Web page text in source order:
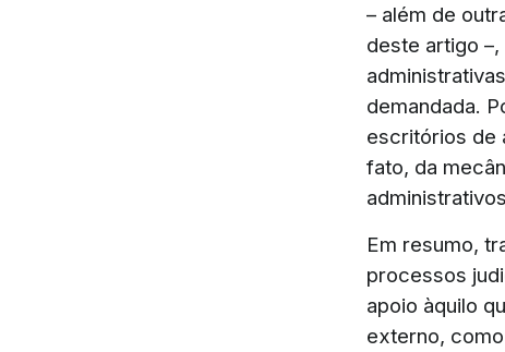
– além de
deste artigo
demandada.
escritórios de
fato, da
Em resumo,
processos
apoio àquilo
externo,